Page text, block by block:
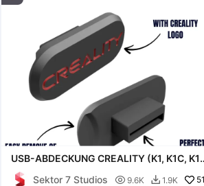
USB-ABDECKUNG CREALITY (K1, K1C, K1
MAX & MEHR) / MODS
Sektor 7 Studios
 9.6K  1.9K